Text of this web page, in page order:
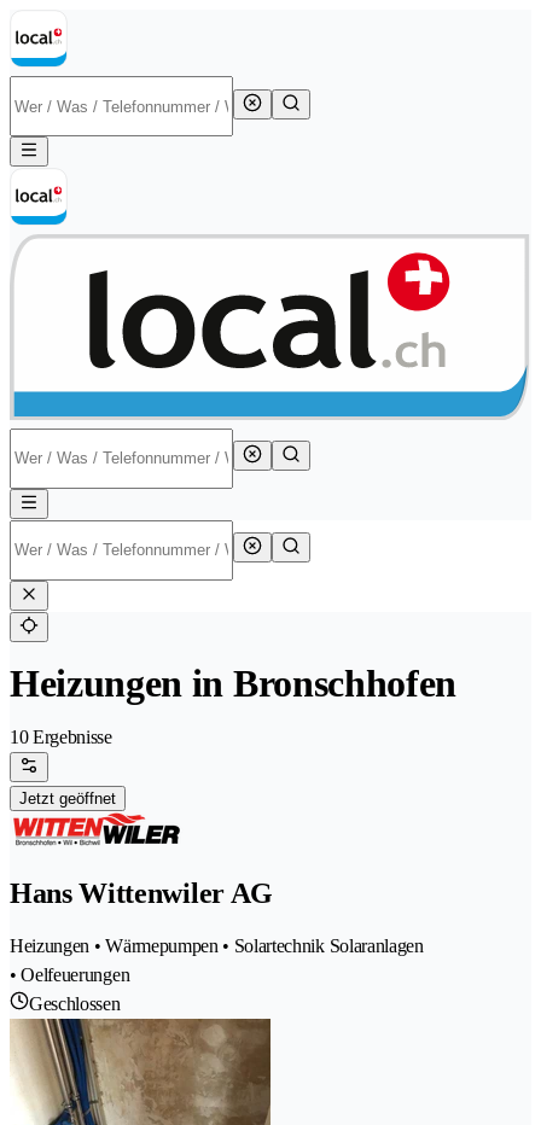
Heizungen in Bronschhofen
10 Ergebnisse
Jetzt geöffnet
Hans Wittenwiler AG
Heizungen • Wärmepumpen • Solartechnik Solaranlagen
• Oelfeuerungen
Geschlossen